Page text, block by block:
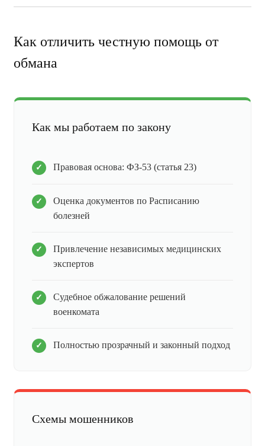
Как отличить честную помощь от
обмана
Как мы работаем по закону
Правовая основа: ФЗ-53 (статья 23)
Оценка документов по Расписанию
болезней
Привлечение независимых медицинских
экспертов
Судебное обжалование решений
военкомата
Полностью прозрачный и законный подход
Схемы мошенников